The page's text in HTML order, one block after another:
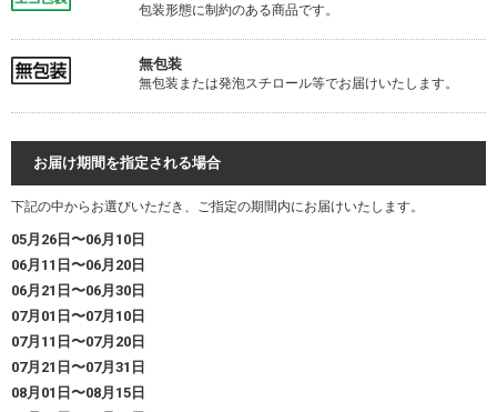
包装形態に制約のある商品です。
無包装
無包装または発泡スチロール等でお届けいたします。
お届け期間を指定される場合
下記の中からお選びいただき、ご指定の期間内にお届けいたします。
05月26日〜06月10日
06月11日〜06月20日
06月21日〜06月30日
07月01日〜07月10日
07月11日〜07月20日
07月21日〜07月31日
08月01日〜08月15日